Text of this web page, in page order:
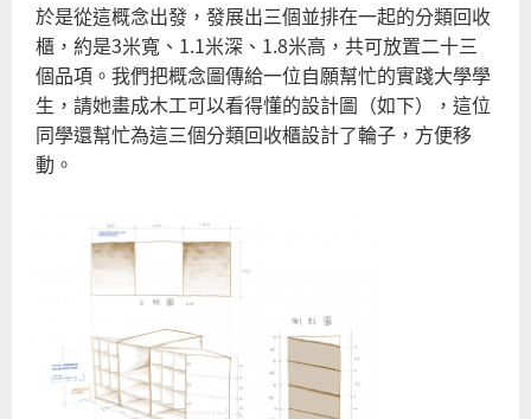
於是從這概念出發，發展出三個並排在一起的分類回收
櫃，約是3米寬、1.1米深、1.8米高，共可放置二十三
個品項。我們把概念圖傳給一位自願幫忙的實踐大學學
生，請她畫成木工可以看得懂的設計圖（如下），這位
同學還幫忙為這三個分類回收櫃設計了輪子，方便移
動。